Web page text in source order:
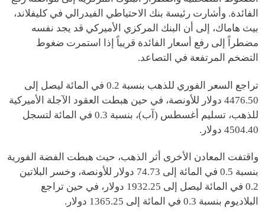
الفائدة. وأشارت رئيسة بنك الاحتياطي الفيدرالي في كليفلاند،
بيث هاماك، إلى أن البنك المركزي الأميركي قد يجد نفسه
مضطراً إلى رفع أسعار الفائدة قريباً إذا استمرت ضغوط
التضخم المرتفعة في التصاعد.
تراجع السعر الفوري للذهب بنسبة 0.2 في المائة ليصل إلى
4476.50 دولار للأونصة، في حين هبطت العقود الآجلة الأميركية
للذهب، تسليم أغسطس (آب)، بنسبة 0.3 في المائة لتسجل
4504.40 دولار.
واقتفت المعادن الأخرى أثر الذهب، حيث هبطت الفضة الفورية
بنسبة 0.5 في المائة إلى 74.73 دولار للأونصة، وخسر البلاتين
0.2 في المائة ليصل إلى 1932.25 دولار، في حين تراجع
البلاديوم بنسبة 0.3 في المائة إلى 1365.25 دولار.